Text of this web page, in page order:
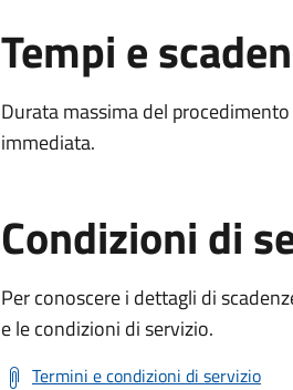
Tempi e
Durata massima del
immediata.
Condizioni di
Per conoscere i dettagli di
e le condizioni di servizio.
Termini e condizioni di servizio